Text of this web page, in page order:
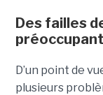
Des failles
D’un point de
plusieurs